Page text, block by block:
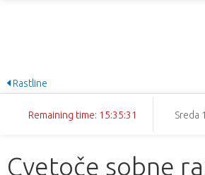
Rastline
Remaining time: 15:35:30 Sreda
Cvetoče sobne